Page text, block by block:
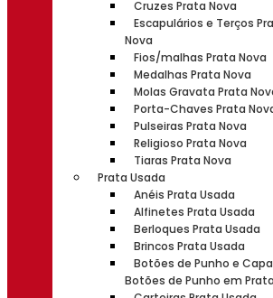
Cruzes Prata Nova
Escapulários e Terços
Nova
Fios/malhas Prata Nova
Medalhas Prata Nova
Molas Gravata Prata
Porta-Chaves Prata
Pulseiras Prata Nova
Religioso Prata Nova
Tiaras Prata Nova
Prata Usada
Anéis Prata Usada
Alfinetes Prata Usada
Berloques Prata Usada
Brincos Prata Usada
Botões de Punho e
Botões de Punho em